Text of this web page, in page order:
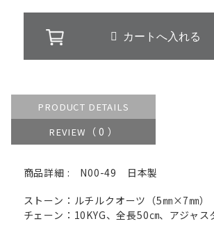
PRODUCT DETAILS
REVIEW
（ 0 ）
商品詳細 : N00-49 日本製
ストーン：ルチルクオーツ（5㎜×7㎜）
チェーン：10KYG、全長50㎝、アジャス